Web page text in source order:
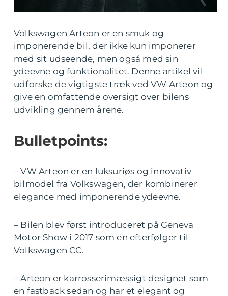
Volkswagen Arteon er en smuk og
imponerende bil, der ikke kun imponerer
med sit udseende, men også med sin
ydeevne og funktionalitet. Denne artikel vil
udforske de vigtigste træk ved VW Arteon og
give en omfattende oversigt over bilens
udvikling gennem årene.
Bulletpoints:
– VW Arteon er en luksuriøs og innovativ
bilmodel fra Volkswagen, der kombinerer
elegance med imponerende ydeevne.
– Bilen blev først introduceret på Geneva
Motor Show i 2017 som en efterfølger til
Volkswagen CC.
– Arteon er karrosserimæssigt designet som
en fastback sedan og har et elegant og